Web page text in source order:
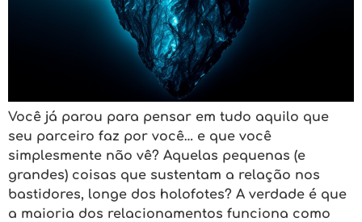
Você já parou para pensar em tudo aquilo que
seu parceiro faz por você… e que você
simplesmente não vê? Aquelas pequenas (e
grandes) coisas que sustentam a relação nos
bastidores, longe dos holofotes? A verdade é que
a maioria dos relacionamentos funciona como